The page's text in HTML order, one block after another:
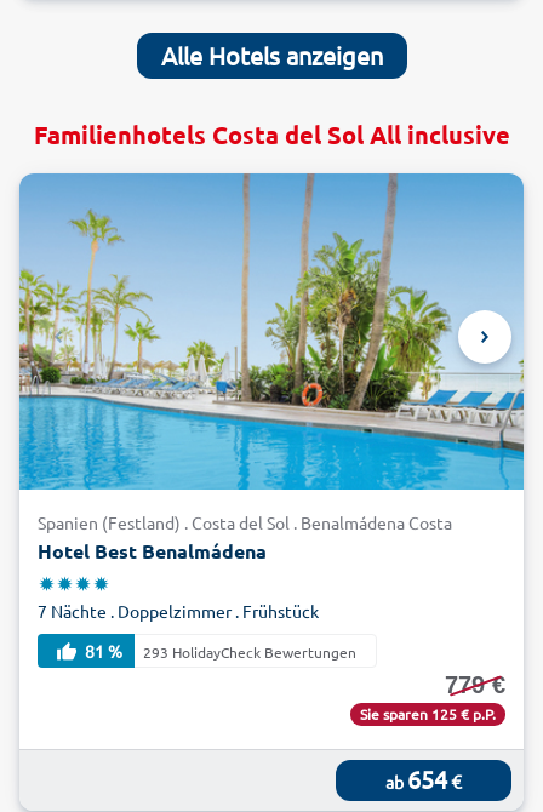
Alle Hotels anzeigen
Familienhotels Costa del Sol All inclusive
Spanien (Festland) . Costa del Sol . Benalmádena Costa
Hotel Best Benalmádena
7 Nächte . Doppelzimmer . Frühstück
81 %
293 HolidayCheck Bewertungen
779 €
Sie sparen 125 € p.P.
ab 654€